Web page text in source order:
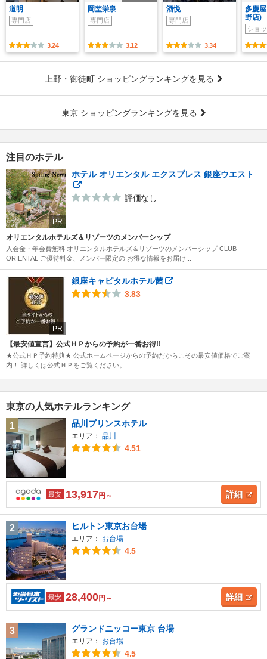
道明
専門店
3.24
岡埜栄泉
専門店
3.12
酒悦
専門店
3.34
多慶
野店)
ショ
上野・御徒町 ショッピングランキングを見る
東京 ショッピングランキングを見る
注目のホテル
PR
ホテル オリエンタル エクスプレス 銀座ウエスト
評価なし
オリエンタルホテルズ＆リゾーツのメンバーシップ
入会金・年会費無料 オリエンタルホテルズ＆リゾーツのメンバーシップ CLUB
ORIENTAL ご優待料金、メンバー限定の お得な情報をお届け...
PR
銀座キャピタルホテル茜
3.83
【最安値宣言】公式ＨＰからの予約が一番お得!!
★公式ＨＰ予約特典★ 公式ホームページからの予約だからこその最安値価格でご案
内！ 詳しくは公式ＨＰをご覧ください。
東京の人気ホテルランキング
1
品川プリンスホテル
エリア： 品川
4.51
最安 13,917円～ 詳細
2 ヒルトン東京お台場
エリア： お台場
4.5
最安 28,400円～ 詳細
3 グランドニッコー東京 台場
エリア： お台場
4.5